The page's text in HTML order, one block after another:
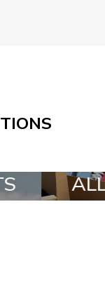
IN A BOX